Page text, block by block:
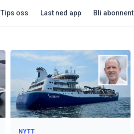
Tips oss Last ned app Bli abonnent
NYTT